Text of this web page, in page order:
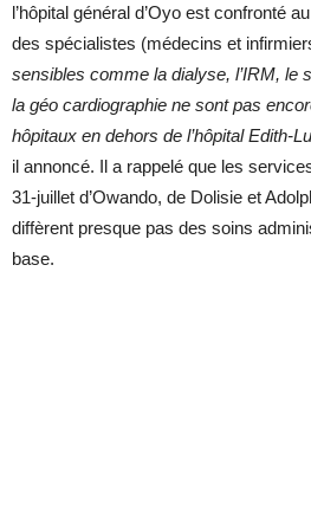
l’hôpital général d’Oyo est confronté
des spécialistes (médecins et
sensibles comme la dialyse, l’IRM, le
la géo cardiographie ne sont pas
hôpitaux en dehors de l’hôpital Edith-
il annoncé. Il a rappelé que les
31-juillet d’Owando, de Dolisie et
diffèrent presque pas des soins
base.